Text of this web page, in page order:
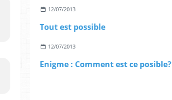
12/07/2013
Tout est possible
12/07/2013
Enigme : Comment est ce posible?